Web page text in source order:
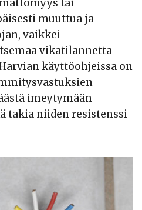
tai
muuttua ja
vaikkei
vikatilannetta
käyttöohjeissa on
imeytymään
takia niiden resistenssi